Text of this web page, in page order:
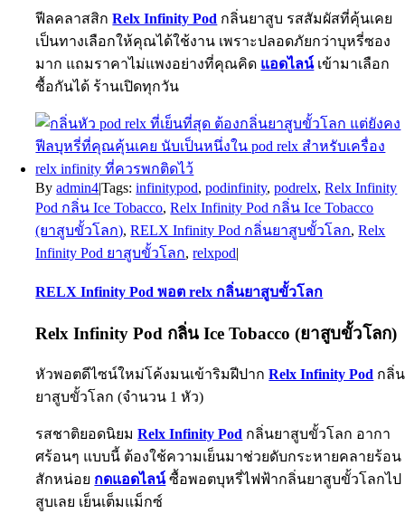
ฟีลคลาสสิกRelx Infinity Pod กลิ่นยาสูบ รสสัมผัสที่คุ้นเคย
เป็นทางเลือกให้คุณได้ใช้งาน เพราะปลอดภัยกว่าบุหรี่ซอง
มาก แถมราคาไม่แพงอย่างที่คุณคิด แอดไลน์เข้ามาเลือก
ซื้อกันได้ ร้านเปิดทุกวัน
Byadmin4|Tags:infinitypod,podinfinity,podrelx,Relx Infinity
Pod กลิ่น Ice Tobacco,Relx Infinity Pod กลิ่น Ice Tobacco
(ยาสูบขั้วโลก),RELX Infinity Pod กลิ่นยาสูบขั้วโลก,Relx
Infinity Pod ยาสูบขั้วโลก,relxpod|
RELX Infinity Pod พอต relx กลิ่นยาสูบขั้วโลก
Relx Infinity Pod กลิ่น Ice Tobacco (ยาสูบขั้วโลก)
หัวพอตดีไซน์ใหม่โค้งมนเข้าริมฝีปากRelx Infinity Pod กลิ่น
ยาสูบขั้วโลก (จำนวน 1 หัว)
รสชาติยอดนิยมRelx Infinity Pod กลิ่นยาสูบขั้วโลก อากา
ศร้อนๆ แบบนี้ ต้องใช้ความเย็นมาช่วยดับกระหายคลายร้อน
สักหน่อย กดแอดไลน์ซื้อพอตบุหรี่ไฟฟ้ากลิ่นยาสูบขั้วโลกไป
สูบเลย เย็นเต็มแม็กซ์